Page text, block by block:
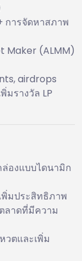
การจัดหาสภาพ
Maker (ALMM)
airdrops
มรางวัล LP
องแบบไดนามิก
พิ่มประสิทธิภาพ
ลาดที่มีความ
วตและเพิ่ม